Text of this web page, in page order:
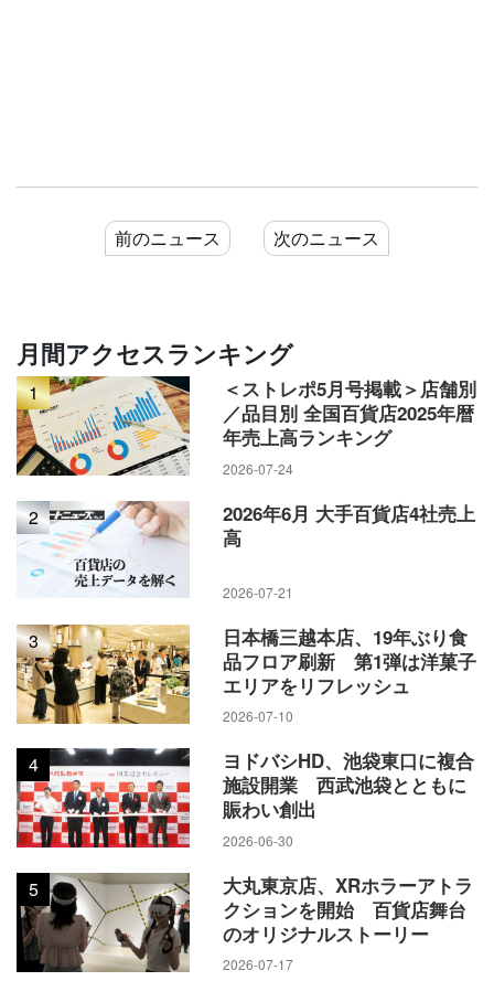
前のニュース 次のニュース
月間アクセスランキング
1
＜ストレポ5月号掲載＞店舗別
／品目別 全国百貨店2025年暦
年売上高ランキング
2026-07-24
2
2026年6月 大手百貨店4社売上
高
2026-07-21
3
日本橋三越本店、19年ぶり食
品フロア刷新 第1弾は洋菓子
エリアをリフレッシュ
2026-07-10
4
ヨドバシHD、池袋東口に複合
施設開業 西武池袋とともに
賑わい創出
2026-06-30
5
大丸東京店、XRホラーアトラ
クションを開始 百貨店舞台
のオリジナルストーリー
2026-07-17